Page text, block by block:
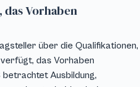
Vorhaben
über die Qualifikationen,
das Vorhaben
betrachtet Ausbildung,